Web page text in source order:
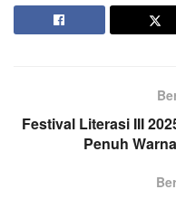
Festival Literasi III
Penuh